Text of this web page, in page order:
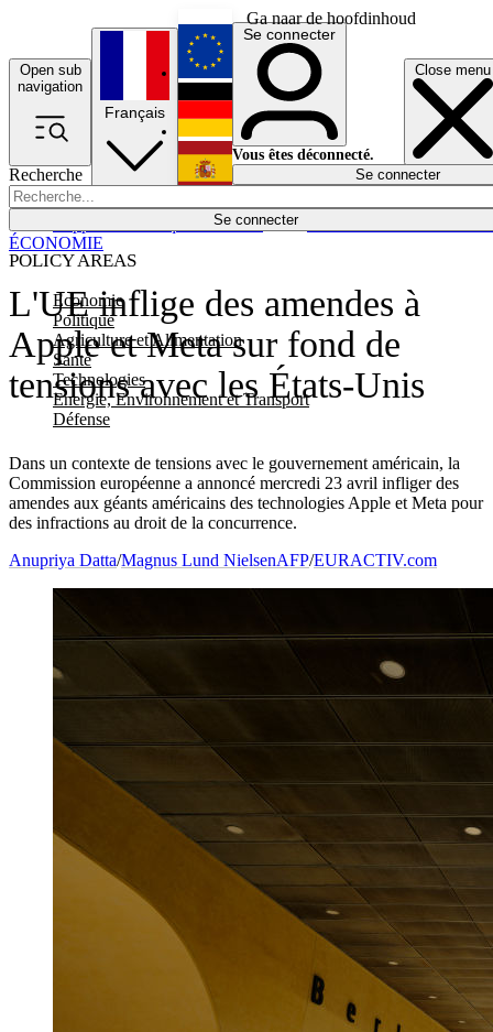
Ga naar de hoofdinhoud
Open sub
navigation
Close menu
Recherche
Se connecter
POLICY AREAS
Economie
Politique
Agriculture et Alimentation
Santé
Technologies
Energie, Environnement et Transport
Défense
Économie
Français
English
Deutsch
Español
Se connecter
Vous êtes déconnecté.
Se connecter
L'UE inflige des amendes à
Apple et Meta sur fond de
tensions avec les États-Unis
Dans un contexte de tensions avec le gouvernement américain, la
Commission européenne a annoncé mercredi 23 avril infliger des
amendes aux géants américains des technologies Apple et Meta pour
des infractions au droit de la concurrence.
ÉCONOMIE
Anupriya Datta/Magnus Lund NielsenAFP/EURACTIV.com